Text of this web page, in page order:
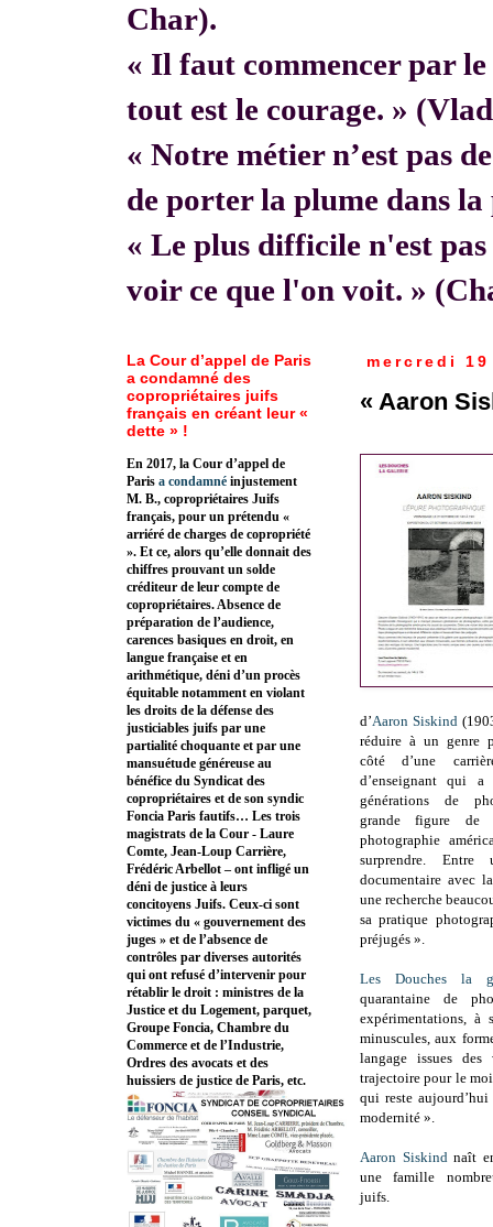
Char).
« Il faut commencer par le
tout est le courage. »
« Notre métier n’est pas
de porter la plume dans
« Le plus difficile n'est
voir ce que l'on voit. »
mercredi
« Aaron
d’Aaron Siskind
réduire à un genre
côté d’une
d’enseignant qui a
générations de
grande figure de
photographie
surprendre.
documentaire avec
une recherche
sa pratique
préjugés ».
Les Douches la
quarantaine de
expérimentations, à
minuscules, aux
langage issues
trajectoire pour le
qui reste aujourd’hui
modernité ».
Aaron Siskindnaît
une famille
juifs.
La Cour d’appel de Paris
a condamné des
copropriétaires juifs
français en créant leur «
dette » !
En 2017, la Cour d’appel de
Paris a condamné injustement
M. B., copropriétaires Juifs
français, pour un prétendu «
arriéré de charges de copropriété
». Et ce, alors qu’elle donnait des
chiffres prouvant un solde
créditeur de leur compte de
copropriétaires. Absence de
préparation de l’audience,
carences basiques en droit, en
langue française et en
arithmétique, déni d’un procès
équitable notamment en violant
les droits de la défense des
justiciables juifs par une
partialité choquante et par une
mansuétude généreuse au
bénéfice du Syndicat des
copropriétaires et de son syndic
Foncia Paris fautifs… Les trois
magistrats de la Cour - Laure
Comte, Jean-Loup Carrière,
Frédéric Arbellot – ont infligé un
déni de justice à leurs
concitoyens Juifs. Ceux-ci sont
victimes du « gouvernement des
juges » et de l’absence de
contrôles par diverses autorités
qui ont refusé d’intervenir pour
rétablir le droit : ministres de la
Justice et du Logement, parquet,
Groupe Foncia, Chambre du
Commerce et de l’Industrie,
Ordres des avocats et des
huissiers de justice de Paris, etc.